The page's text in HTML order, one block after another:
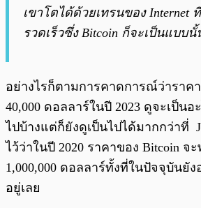
เขาโตได้ด้วยเทรนของ Internet
รวดเร็วซึ่ง Bitcoin ก็จะเป็นแบบ
อย่างไรก็ตามการคาดการณ์ว่าราคา
40,000 ดอลลาร์ในปี 2023 ดูจะเป็น
ไปบ้างแต่ก็ยังดูเป็นไปได้มากกว่าที่
ไว้ว่าในปี 2020 ราคาของ Bitcoin จะ
1,000,000 ดอลลาร์ทั้งที่ในปัจจุบันยัง
อยู่เลย